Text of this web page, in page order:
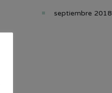
septiembre 2018